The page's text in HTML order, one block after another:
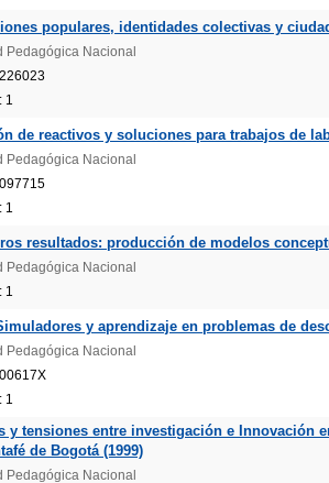
populares, identidades colectivas y
Pedagógica Nacional
1
de reactivos y soluciones para trabajos de
Pedagógica Nacional
1
resultados: producción de modelos
Pedagógica Nacional
1
y aprendizaje en problemas de
Pedagógica Nacional
1
y tensiones entre investigación e Innovación
de Bogotá (1999)
Pedagógica Nacional